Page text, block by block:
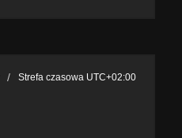
Strefa czasowa UTC+02:00